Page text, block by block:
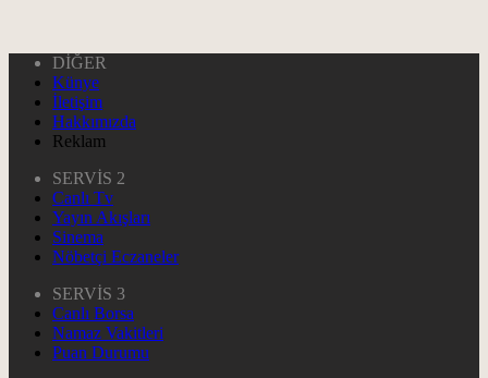
DİĞER
Künye
İletişim
Hakkımızda
Reklam
SERVİS 2
Canlı Tv
Yayın Akışları
Sinema
Nöbetçi Eczaneler
SERVİS 3
Canlı Borsa
Namaz Vakitleri
Puan Durumu